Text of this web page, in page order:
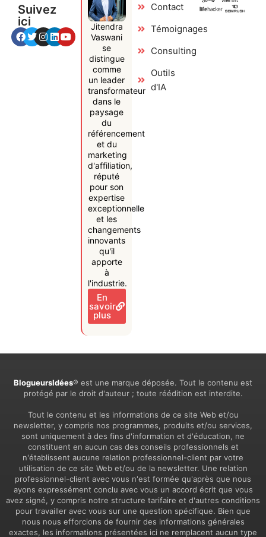
Suivez
ici
Jitendra
Vaswani
se
distingue
comme
un leader
transformateur
dans le
paysage
du
référencement
et du
marketing
d'affiliation,
réputé
pour son
expertise
exceptionnelle
et les
changements
innovants
qu'il
apporte
à
l'industrie.
En
savoir
plus
Contact
Témoignages
Consulting
Outils
d'IA
BlogueursIdées® est une marque déposée. Tout le contenu est
protégé par le droit d'auteur ; toute réédition est interdite.
Tout le contenu et les informations de ce site Web et/ou
newsletter, y compris nos programmes, produits et/ou services,
sont uniquement à des fins d'information et d'éducation, ne
constituent en aucun cas des conseils professionnels et
n'établissent aucune relation professionnel-client par votre
utilisation de ce site Web et/ou de la newsletter. Une relation
professionnel-client avec vous n'est formée qu'après que nous
ayons expressément conclu avec vous un accord écrit que vous
avez signé, y compris notre structure tarifaire et d'autres conditions
pour travailler avec vous sur une question spécifique. Bien que
nous nous efforcions de fournir des informations générales
exactes, les informations présentées ici ne remplacent aucun type